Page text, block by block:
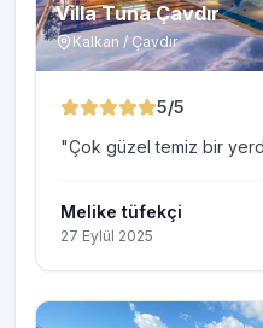
Villa Tuna Çavdır
Kalkan / Çavdır
5/5
"Çok güzel temiz bir
Melike tüfekçi
27 Eylül 2025